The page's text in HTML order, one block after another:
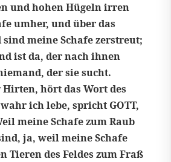
und hohen Hügeln irren
umher, und über das
sind meine Schafe zerstreut;
ist da, der nach ihnen
der sie sucht.
hört das Wort des
wahr ich lebe, spricht GOTT,
meine Schafe zum Raub
ja, weil meine Schafe
Tieren des Feldes zum Fraß